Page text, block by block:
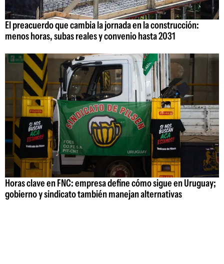
El preacuerdo que cambia la jornada en la construcción:
menos horas, subas reales y convenio hasta 2031
Horas clave en FNC: empresa define cómo sigue en Uruguay;
gobierno y sindicato también manejan alternativas